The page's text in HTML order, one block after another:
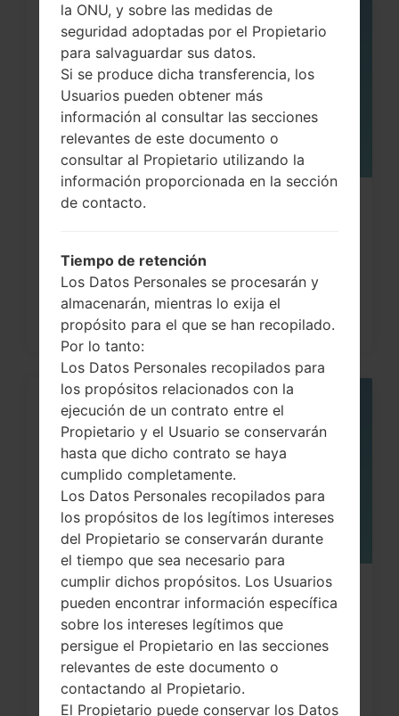
¿Cómo restablecer datos de fábrica
¿Cómo restablecer datos de fábrica
a través del menú...
la ONU, y sobre las medidas de
seguridad adoptadas por el Propietario
para salvaguardar sus datos.
Si se produce dicha transferencia, los
Usuarios pueden obtener más
información al consultar las secciones
relevantes de este documento o
consultar al Propietario utilizando la
información proporcionada en la sección
de contacto.
Tiempo de retención
Los Datos Personales se procesarán y
almacenarán, mientras lo exija el
propósito para el que se han recopilado.
Por lo tanto:
Los Datos Personales recopilados para
los propósitos relacionados con la
ejecución de un contrato entre el
Propietario y el Usuario se conservarán
hasta que dicho contrato se haya
cumplido completamente.
Los Datos Personales recopilados para
los propósitos de los legítimos intereses
del Propietario se conservarán durante
el tiempo que sea necesario para
cumplir dichos propósitos. Los Usuarios
pueden encontrar información específica
sobre los intereses legítimos que
persigue el Propietario en las secciones
relevantes de este documento o
contactando al Propietario.
El Propietario puede conservar los Datos